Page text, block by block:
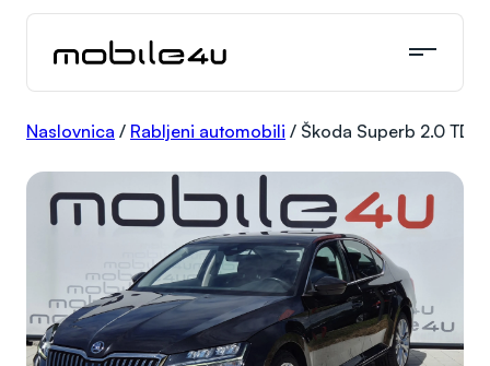
Skoči
sadržaja
Naslovnica / Rabljeni automobili / Škoda Superb 2.0 TDI